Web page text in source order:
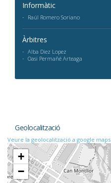
Informàtic
Raúl Romero Soriano
Àrbitres
Alba Diez Lopez
Oasi Permañé Arteaga
Geolocalització
Veure la geolocalització a google maps
+
−